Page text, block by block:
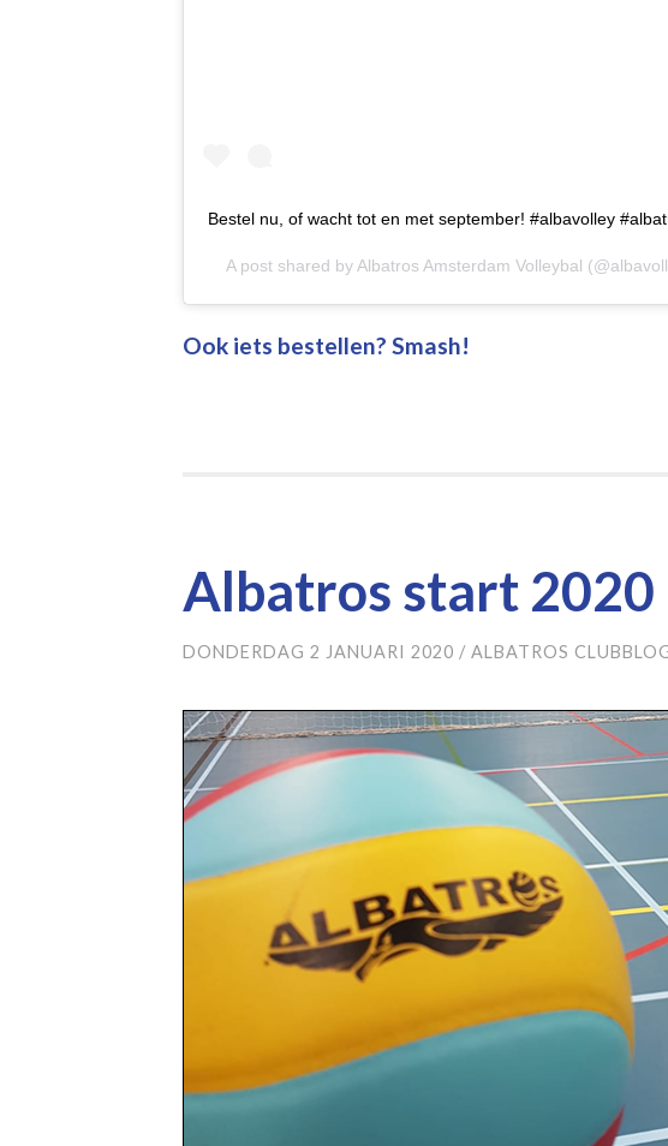
Bestel nu, of wacht tot en met september! #albavolley
A post shared by Albatros Amsterdam Volleybal
Ook iets bestellen? Smash!
Albatros start 2020
DONDERDAG 2 JANUARI 2020 / ALBATROS